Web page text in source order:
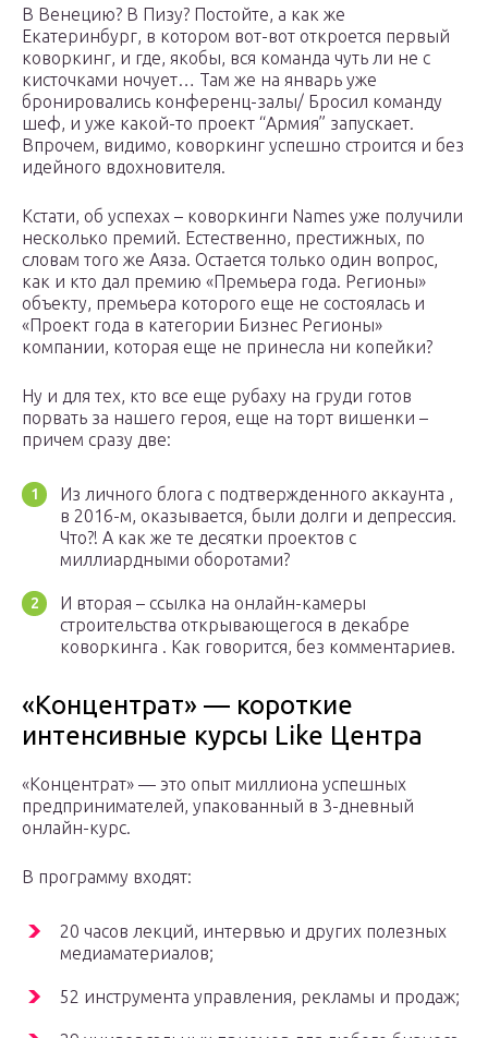
В Венецию? В Пизу? Постойте, а как же
Екатеринбург, в котором вот-вот откроется первый
коворкинг, и где, якобы, вся команда чуть ли не с
кисточками ночует… Там же на январь уже
бронировались конференц-залы/ Бросил команду
шеф, и уже какой-то проект “Армия” запускает.
Впрочем, видимо, коворкинг успешно строится и без
идейного вдохновителя.
Кстати, об успехах – коворкинги Names уже получили
несколько премий. Естественно, престижных, по
словам того же Аяза. Остается только один вопрос,
как и кто дал премию «Премьера года. Регионы»
объекту, премьера которого еще не состоялась и
«Проект года в категории Бизнес Регионы»
компании, которая еще не принесла ни копейки?
Ну и для тех, кто все еще рубаху на груди готов
порвать за нашего героя, еще на торт вишенки –
причем сразу две:
Из личного блога с подтвержденного аккаунта ,
в 2016-м, оказывается, были долги и депрессия.
Что?! А как же те десятки проектов с
миллиардными оборотами?
И вторая – ссылка на онлайн-камеры
строительства открывающегося в декабре
коворкинга . Как говорится, без комментариев.
«Концентрат» — короткие
интенсивные курсы Like Центра
«Концентрат» — это опыт миллиона успешных
предпринимателей, упакованный в 3-дневный
онлайн-курс.
В программу входят:
20 часов лекций, интервью и других полезных
медиаматериалов;
52 инструмента управления, рекламы и продаж;